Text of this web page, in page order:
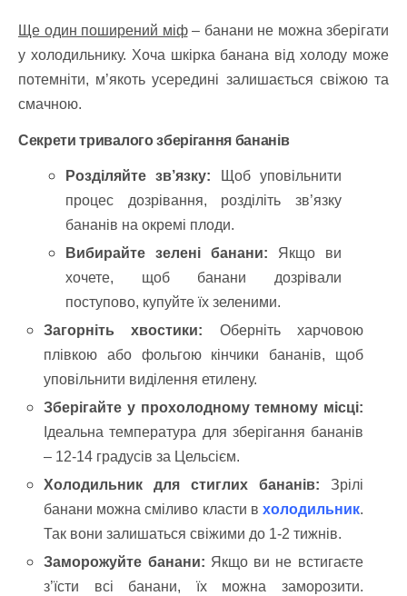
Ще один поширений міф– банани не можна зберігати
у холодильнику. Хоча шкірка банана від холоду може
потемніти, м’якоть усередині залишається свіжою та
смачною.
Секрети тривалого зберігання бананів
Розділяйте зв’язку: Щоб уповільнити
процес дозрівання, розділіть зв’язку
бананів на окремі плоди.
Вибирайте зелені банани: Якщо ви
хочете, щоб банани дозрівали
поступово, купуйте їх зеленими.
Загорніть хвостики: Оберніть харчовою
плівкою або фольгою кінчики бананів, щоб
уповільнити виділення етилену.
Зберігайте у прохолодному темному місці:
Ідеальна температура для зберігання бананів
– 12-14 градусів за Цельсієм.
Холодильник для стиглих бананів: Зрілі
банани можна сміливо класти в холодильник.
Так вони залишаться свіжими до 1-2 тижнів.
Заморожуйте банани: Якщо ви не встигаєте
з’їсти всі банани, їх можна заморозити.